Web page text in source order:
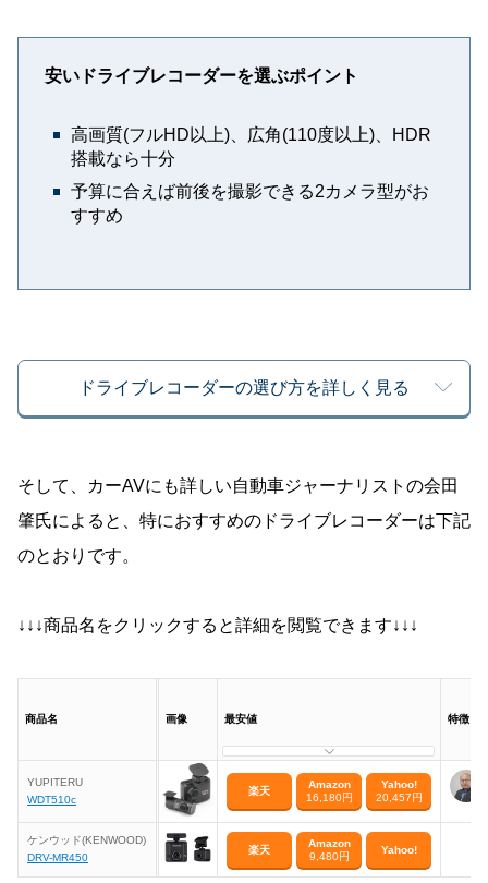
安いドライブレコーダーを選ぶポイント
高画質(フルHD以上)、広角(110度以上)、HDR
搭載なら十分
予算に合えば前後を撮影できる2カメラ型がお
すすめ
ドライブレコーダーの選び方を詳しく見る
そして、カーAVにも詳しい自動車ジャーナリストの会田
肇氏によると、特におすすめのドライブレコーダーは下記
のとおりです。
↓↓↓商品名をクリックすると詳細を閲覧できます↓↓↓
商品名 画像 最安値 特徴
YUPITERU
WDT510c
楽天
Amazon
16,180円
Yahoo!
20,457円
ケンウッド(KENWOOD)
DRV-MR450
楽天
Amazon
9,480円
Yahoo!